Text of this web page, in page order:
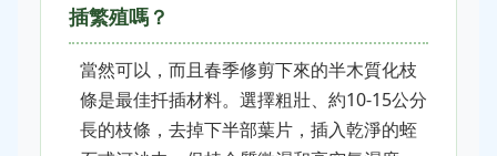
插繁殖嗎？
當然可以，而且春季修剪下來的半木質化枝
條是最佳扦插材料。選擇粗壯、約10-15公分
長的枝條，去掉下半部葉片，插入乾淨的蛭